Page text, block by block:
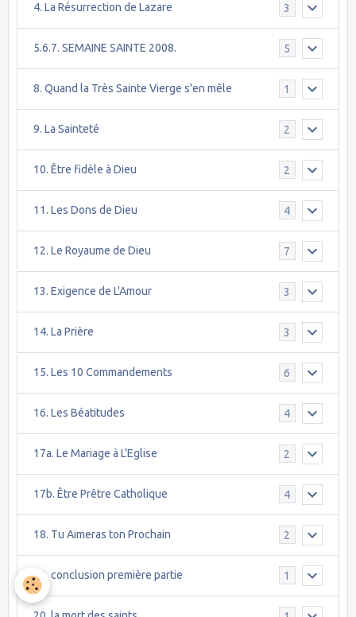
4. La Résurrection de Lazare 3
5.6.7. SEMAINE SAINTE 2008. 5
8. Quand la Très Sainte Vierge s'en mêle 1
9. La Sainteté 2
10. Être fidèle à Dieu 2
11. Les Dons de Dieu 4
12. Le Royaume de Dieu 7
13. Exigence de L'Amour 3
14. La Prière 3
15. Les 10 Commandements 6
16. Les Béatitudes 4
17a. Le Mariage à L'Eglise 2
17b. Être Prêtre Catholique 4
18. Tu Aimeras ton Prochain 2
19. conclusion première partie 1